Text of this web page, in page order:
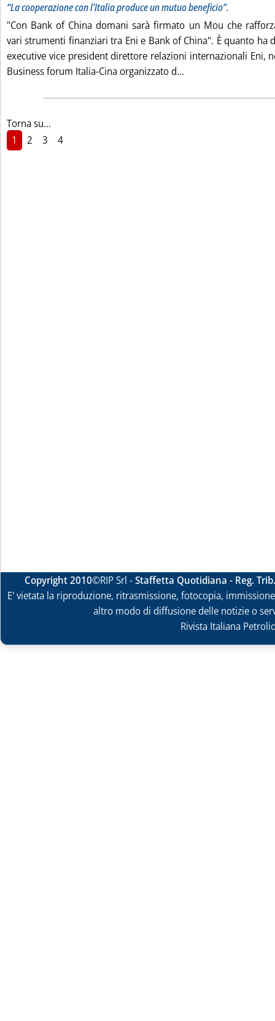
“La cooperazione con l'Italia produce un mutuo beneficio”.
"Con Bank of China domani sarà firmato un Mou che
vari strumenti finanziari tra Eni e Bank of China". È quanto ha
executive vice president direttore relazioni internazionali Eni,
Business forum Italia-Cina organizzato d...
Torna su...
1
2 3 4
Copyright 2010©RIP Srl -Staffetta Quotidiana - Reg.
E' vietata la riproduzione, ritrasmissione, fotocopia,
altro modo di diffusione delle notizie o
Rivista Italiana